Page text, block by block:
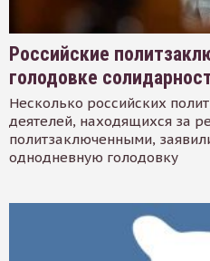
Российские
голодовке
Несколько российских
деятелей, находящихся за
политзаключенными,
однодневную голодовку